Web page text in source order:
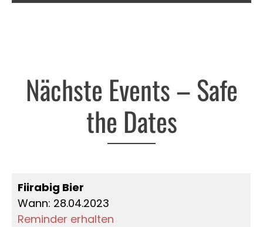
Nächste Events – Safe
the Dates
Fiirabig Bier
Wann: 28.04.2023
Reminder erhalten